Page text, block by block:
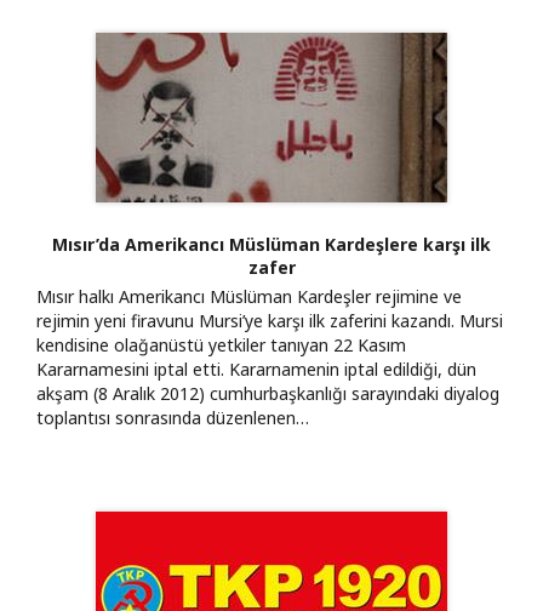
Mısır’da Amerikancı Müslüman Kardeşlere karşı ilk
zafer
Mısır halkı Amerikancı Müslüman Kardeşler rejimine ve
rejimin yeni firavunu Mursi’ye karşı ilk zaferini kazandı. Mursi
kendisine olağanüstü yetkiler tanıyan 22 Kasım
Kararnamesini iptal etti. Kararnamenin iptal edildiği, dün
akşam (8 Aralık 2012) cumhurbaşkanlığı sarayındaki diyalog
toplantısı sonrasında düzenlenen…